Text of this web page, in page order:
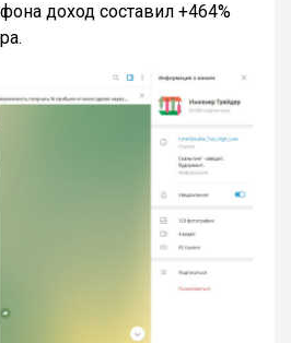
доход составил +464%